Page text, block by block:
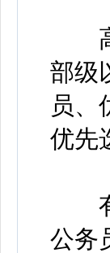
高
部级
员、
优先
有
公务